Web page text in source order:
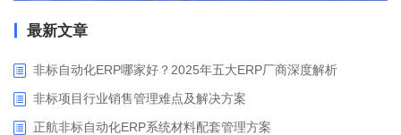
最新文章
非标自动化ERP哪家好？2025年五大ERP厂商深度解析
非标项目行业销售管理难点及解决方案
正航非标自动化ERP系统材料配套管理方案